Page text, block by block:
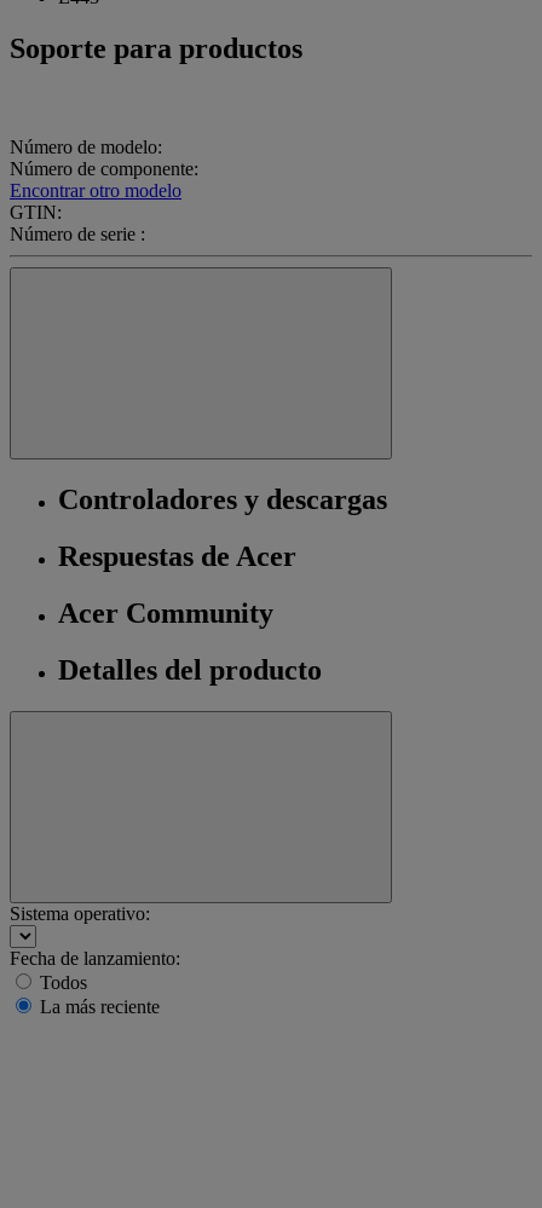
Soporte para productos
Número de modelo:
Número de componente:
Encontrar otro modelo
GTIN:
Número de serie :
Controladores y descargas
Respuestas de Acer
Acer Community
Detalles del producto
Sistema operativo:
Fecha de lanzamiento:
Todos
La más reciente